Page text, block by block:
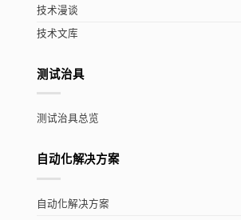
技术漫谈
技术文库
测试治具
测试治具总览
自动化解决方案
自动化解决方案